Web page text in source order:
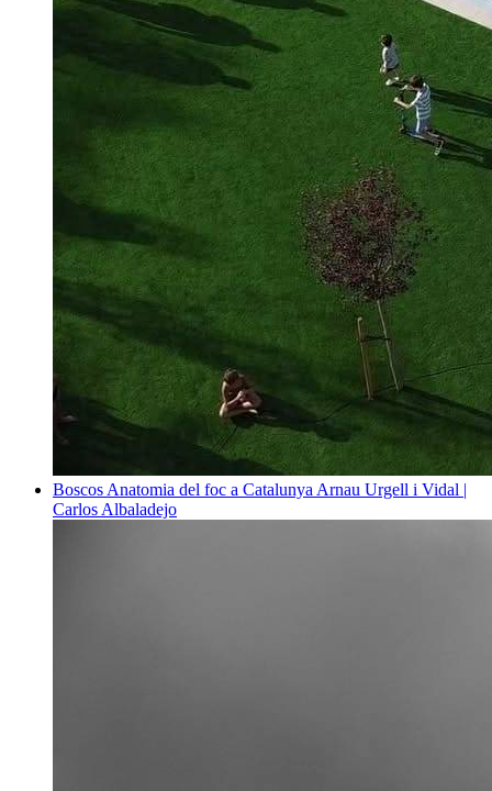
Boscos Anatomia del foc a Catalunya Arnau Urgell i Vidal |
Carlos Albaladejo